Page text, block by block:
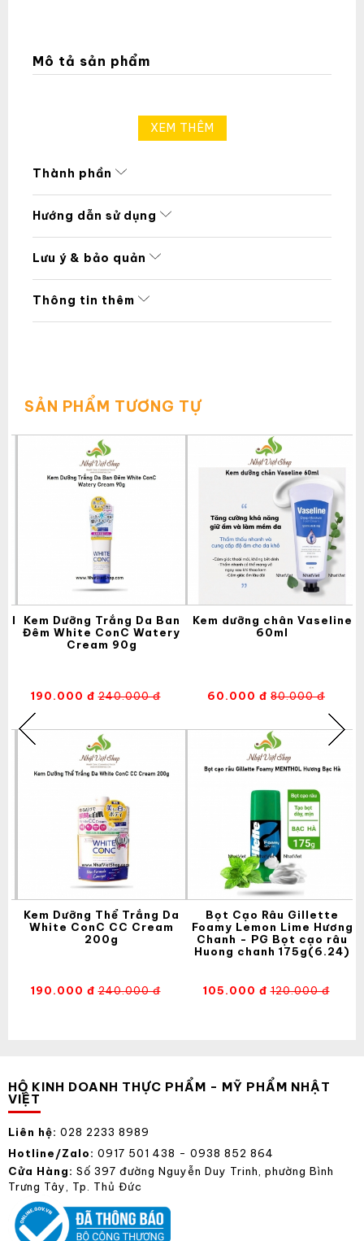
Mô tả sản phẩm
XEM THÊM
Thành phần
Hướng dẫn sử dụng
Lưu ý & bảo quản
Thông tin thêm
SẢN PHẨM TƯƠNG TỰ
Kem Dưỡng Trắng Da Ban
Đêm White ConC Watery
Cream 90g
190.000 đ 240.000 đ
Kem Dưỡng Thể Trắng Da
White ConC CC Cream
200g
190.000 đ 240.000 đ
Kem dưỡng chân Vaseline
60ml
60.000 đ 80.000 đ
Bọt Cạo Râu Gillette
Foamy Lemon Lime Hương
Chanh - PG Bọt cạo râu
Huong chanh 175g(6.24)
105.000 đ 120.000 đ
HỘ KINH DOANH THỰC PHẨM - MỸ PHẨM NHẬT
VIỆT
Liên hệ: 028 2233 8989
Hotline/Zalo: 0917 501 438 - 0938 852 864
Cửa Hàng: Số 397 đường Nguyễn Duy Trinh, phường Bình
Trưng Tây, Tp. Thủ Đức